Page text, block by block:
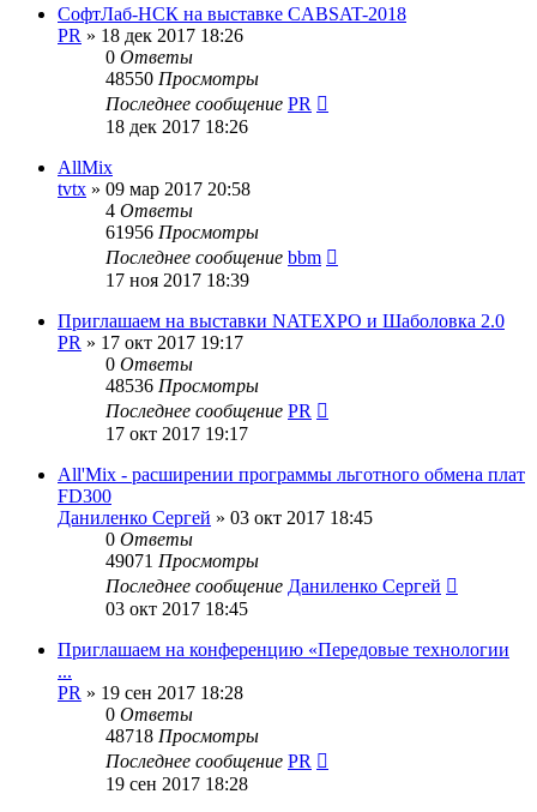
СофтЛаб-НСК на выставке CABSAT-2018
PR » 18 дек 2017 18:26
0 Ответы
48550 Просмотры
Последнее сообщение PR
18 дек 2017 18:26
AllMix
tvtx » 09 мар 2017 20:58
4 Ответы
61956 Просмотры
Последнее сообщение bbm
17 ноя 2017 18:39
Приглашаем на выставки NATEXPO и Шаболовка 2.0
PR » 17 окт 2017 19:17
0 Ответы
48536 Просмотры
Последнее сообщение PR
17 окт 2017 19:17
All'Mix - расширении программы льготного обмена плат
FD300
Даниленко Сергей » 03 окт 2017 18:45
0 Ответы
49071 Просмотры
Последнее сообщение Даниленко Сергей
03 окт 2017 18:45
Приглашаем на конференцию «Передовые технологии
...
PR » 19 сен 2017 18:28
0 Ответы
48718 Просмотры
Последнее сообщение PR
19 сен 2017 18:28